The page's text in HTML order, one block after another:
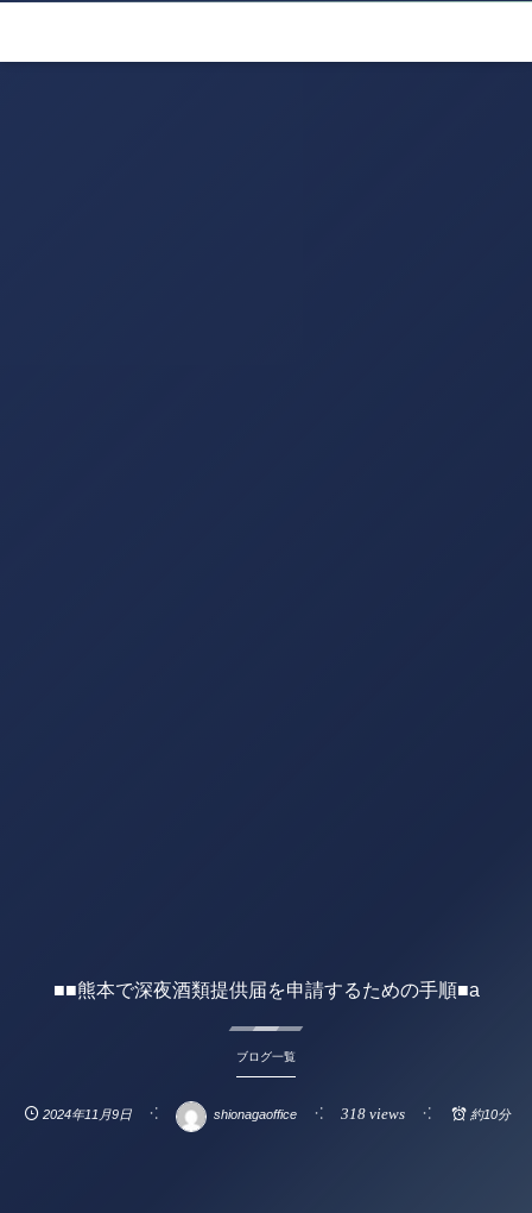
■■熊本で深夜酒類提供届を申請するための手順■a
ブログ一覧
2024年11月9日 shionagaoffice 318 views 約10分